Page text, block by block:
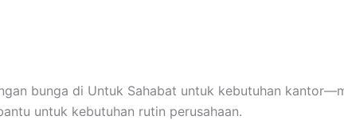
bunga di Untuk Sahabat untuk kebutuhan
untuk kebutuhan rutin perusahaan.